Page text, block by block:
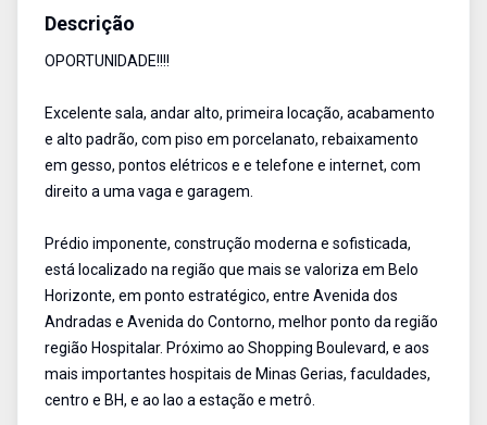
Descrição
OPORTUNIDADE!!!!
Excelente sala, andar alto, primeira locação, acabamento
e alto padrão, com piso em porcelanato, rebaixamento
em gesso, pontos elétricos e e telefone e internet, com
direito a uma vaga e garagem.
Prédio imponente, construção moderna e sofisticada,
está localizado na região que mais se valoriza em Belo
Horizonte, em ponto estratégico, entre Avenida dos
Andradas e Avenida do Contorno, melhor ponto da região
região Hospitalar. Próximo ao Shopping Boulevard, e aos
mais importantes hospitais de Minas Gerias, faculdades,
centro e BH, e ao lao a estação e metrô.